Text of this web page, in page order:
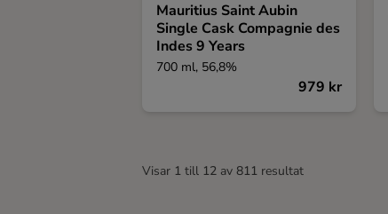
Mauritius Saint Aubin
Single Cask Compagnie des
Indes 9 Years
700 ml, 56,8%
979 kr
Visar 1 till 12 av 811 resultat